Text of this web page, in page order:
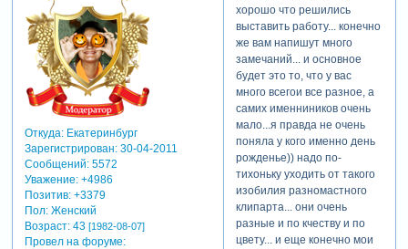
Откуда:Екатеринбург
Зарегистрирован: 30-04-2011
Сообщений:5572
Уважение: +4986
Позитив: +3379
Пол:Женский
Возраст:43 [1982-08-07]
Провел на форуме:
хорошо что решились
выставить работу... конечно
же вам напишут много
замечаний... и основное
будет это то, что у вас
много всегои все разное, а
самих именниников очень
мало...я правда не очень
поняла у кого именно день
рожденье)) надо по-
тихоньку уходить от такого
изобилия разномастного
клипарта... они очень
разные и по кчеству и по
цвету... и еще конечно мои